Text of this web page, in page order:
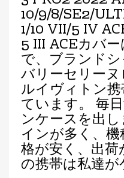
10/9/8/SE2/
1/10 VII/5 IV
5 III ACEカバー
で、ブランド
バリーセリー
ルイヴィトン
ています。 毎
ンケースを出
インが多く、
格が安く、出
の携帯は私達が